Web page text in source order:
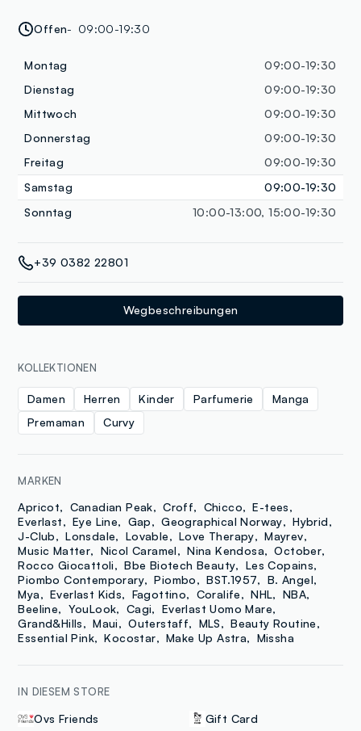
Offen 09:00-19:30
Montag
09:00-19:30
Dienstag
09:00-19:30
Mittwoch
09:00-19:30
Donnerstag
09:00-19:30
Freitag
09:00-19:30
Samstag
09:00-19:30
Sonntag
10:00-13:00, 15:00-19:30
+39 0382 22801
Wegbeschreibungen
KOLLEKTIONEN
Damen Herren Kinder Parfumerie
Manga
Premaman
Curvy
MARKEN
Apricot Canadian Peak Croff Chicco
E-tees
Everlast
Eye Line Gap Geographical Norway
Hybrid
J-Club
Lonsdale Lovable Love Therapy
Mayrev
Music Matter
Nicol Caramel Nina Kendosa
October
Rocco Giocattoli
Bbe Biotech Beauty
Les Copains
Piombo Contemporary
Piombo BST.1957
B. Angel
Mya
Everlast Kids Fagottino Coralife NHL
NBA
Beeline
YouLook Cagi
Everlast Uomo Mare
Grand&Hills
Maui Outerstaff MLS
Beauty Routine
Essential Pink
Kocostar Make Up Astra Missha
IN DIESEM STORE
Ovs Friends Gift Card